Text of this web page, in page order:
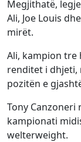
Megjithatë,
Ali, Joe Louis
mirët.
Ali, kampion tre
renditet i dhjeti,
pozitën e
Tony
kampionati
welterweight.